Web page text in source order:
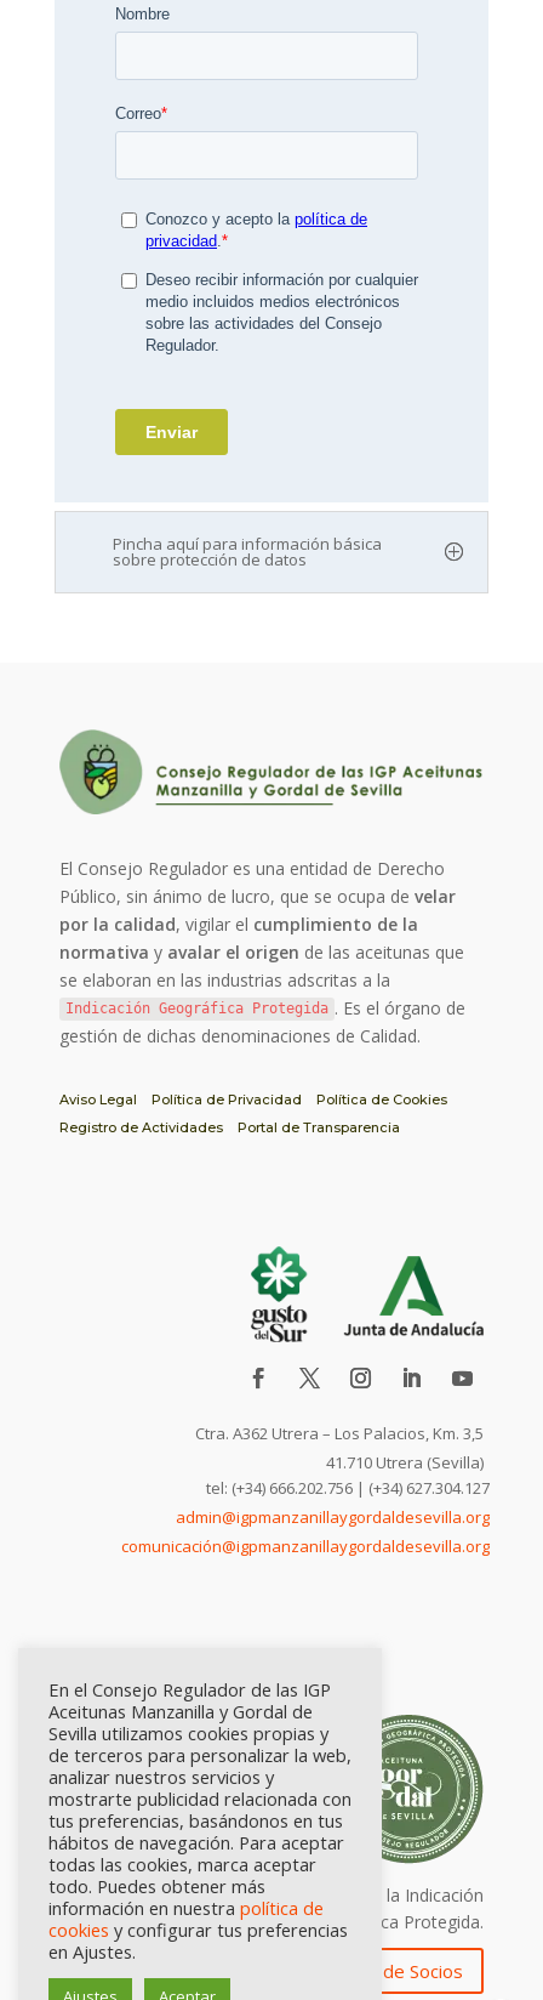
Pincha aquí para información básica
sobre protección de datos
El Consejo Regulador es una entidad de Derecho
Público, sin ánimo de lucro, que se ocupa develar
por la calidad, vigilar el cumplimiento de la
normativa y avalar el origen de las aceitunas que
se elaboran en las industrias adscritas a la
Indicación Geográfica Protegida . Es el órgano de
gestión de dichas denominaciones de Calidad.
Aviso Legal Política de Privacidad
Política de Cookies
Registro de Actividades
Portal de Transparencia
Ctra. A362 Utrera – Los Palacios, Km. 3,5
41.710 Utrera (Sevilla)
tel: (+34) 666.202.756 | (+34) 627.304.127
admin@igpmanzanillaygordaldesevilla.org
comunicación@igpmanzanillaygordaldesevilla.org
Calidad certificada por Origen. Sellos de la Indicación
Geográfica Protegida.
Zona de Socios
En el Consejo Regulador de las IGP
Aceitunas Manzanilla y Gordal de
Sevilla utilizamos cookies propias y
de terceros para personalizar la web,
analizar nuestros servicios y
mostrarte publicidad relacionada con
tus preferencias, basándonos en tus
hábitos de navegación. Para aceptar
todas las cookies, marca aceptar
todo. Puedes obtener más
información en nuestra política de
cookies y configurar tus preferencias
en Ajustes.